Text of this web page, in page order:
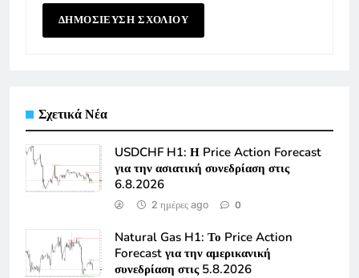
Σχετικά Νέα
USDCHF H1: Η Price Action Forecast
για την ασιατική συνεδρίαση στις
6.8.2026
2 ημέρες ago 0
Natural Gas H1: Το Price Action
Forecast για την αμερικανική
συνεδρίαση στις 5.8.2026